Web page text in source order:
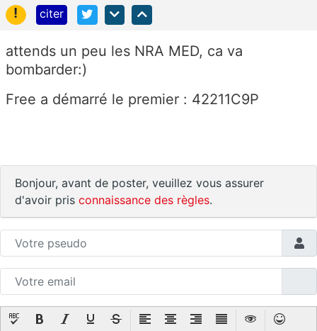
!
citer
attends un peu les NRA MED, ca va
bombarder:)
Free a démarré le premier : 42211C9P
Bonjour, avant de poster, veuillez vous assurer
d'avoir pris connaissance des règles.